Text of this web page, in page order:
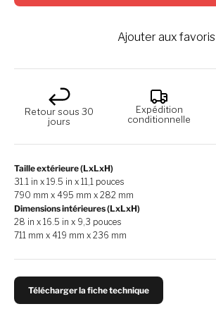
Ajouter aux favoris
Retour sous 30
jours
Expédition
conditionnelle
Taille extérieure (LxLxH)
31.1 in x 19.5 in x 11,1 pouces
790 mm x 495 mm x 282 mm
Dimensions intérieures (LxLxH)
28 in x 16.5 in x 9,3 pouces
711 mm x 419 mm x 236 mm
Télécharger la fiche technique